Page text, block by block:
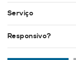
Serviço
Responsivo?